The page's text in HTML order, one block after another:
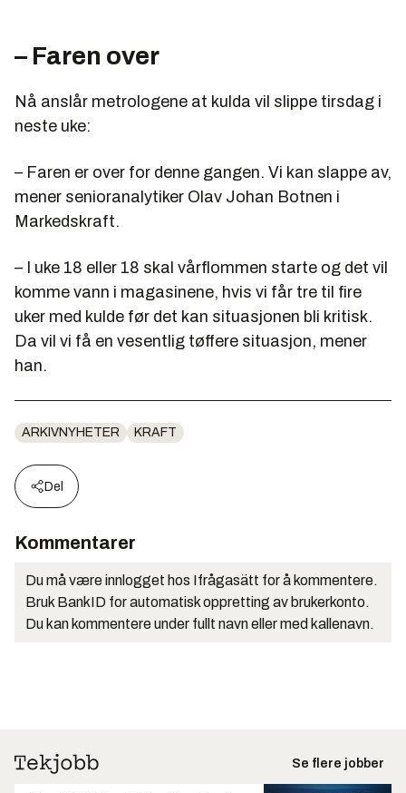
– Faren over
Nå anslår metrologene at kulda vil slippe tirsdag i
neste uke:
– Faren er over for denne gangen. Vi kan slappe av,
mener senioranalytiker Olav Johan Botnen i
Markedskraft.
– I uke 18 eller 18 skal vårflommen starte og det vil
komme vann i magasinene, hvis vi får tre til fire
uker med kulde før det kan situasjonen bli kritisk.
Da vil vi få en vesentlig tøffere situasjon, mener
han.
ARKIVNYHETER KRAFT
Del
Kommentarer
Du må være innlogget hos Ifrågasätt for å kommentere.
Bruk BankID for automatisk oppretting av brukerkonto.
Du kan kommentere under fullt navn eller med kallenavn.
Se flere jobber